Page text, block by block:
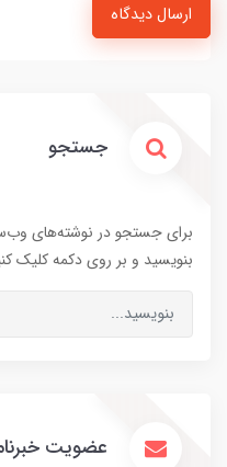
ارسال دیدگاه
جستجو
برای جستجو در نوشته‌های
بنویسید و بر روی دکمه کلیک
عضویت